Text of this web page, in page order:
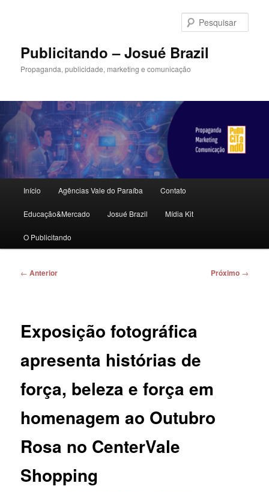
principalPublicitando – Josué Brazil
Propaganda, publicidade, marketing e comunicação
principal
Início Agências Vale do Paraíba Contato
Educação&Mercado Josué Brazil Mídia Kit
O Publicitando
Navegação
← Anterior Próximo →
Exposição fotográfica
apresenta histórias de
força, beleza e força em
homenagem ao Outubro
Rosa no CenterVale
Shopping